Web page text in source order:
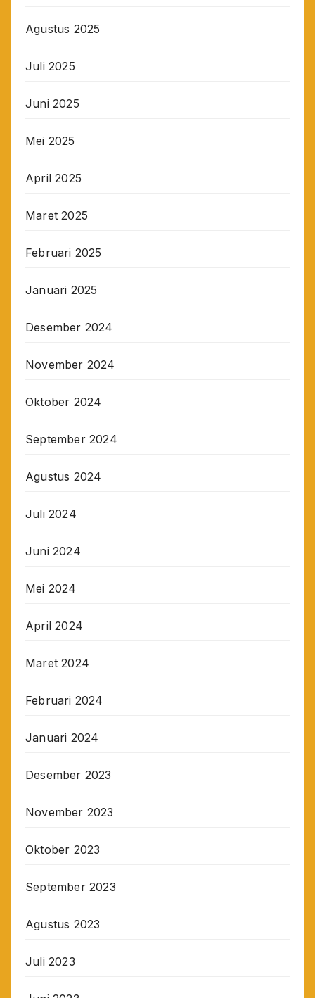
Agustus 2025
Juli 2025
Juni 2025
Mei 2025
April 2025
Maret 2025
Februari 2025
Januari 2025
Desember 2024
November 2024
Oktober 2024
September 2024
Agustus 2024
Juli 2024
Juni 2024
Mei 2024
April 2024
Maret 2024
Februari 2024
Januari 2024
Desember 2023
November 2023
Oktober 2023
September 2023
Agustus 2023
Juli 2023